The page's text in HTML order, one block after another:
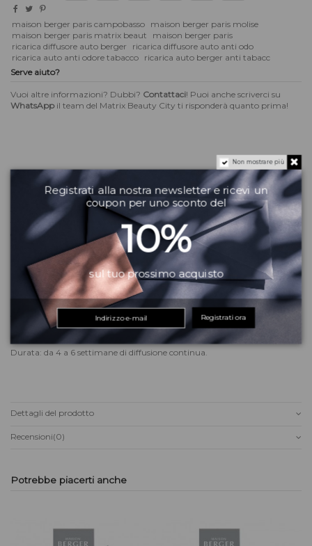
maison berger paris campobasso maison berger paris molise
maison berger paris matrix beaut
maison berger paris
ricarica diffusore auto berger
ricarica diffusore auto anti odo
ricarica auto anti odore tabacco ricarica auto berger anti tabacc
Serve aiuto?
Vuoi altre informazioni? Dubbi? Contattaci! Puoi anche scriverci su
WhatsAppil team del Matrix Beauty City ti risponderà quanto prima!
Descrizione
Se hai problemi di cattivo odore in macchina a causa del fumo di
tabacco, scegli questo cofanetto di 2 ricariche in ceramica anti-odori
tabacco. Questo tipo di diffusore non maschera, ma neutralizza i cattivi
odori. La vostra auto avrà un profumo legnoso.
Note di testa: bergamotto e rosmarino
Note di cuore: gelsomino, rosa e lavanda
Note di fondo: muschio, ambra e legno di sandalo
Per un profumo ancora più intenso, basta semplicemente mettere in
funzione l’aria condizionata.
La confezione comprende 2 ricariche in ceramica Anti Odore Tabacco.
Durata: da 4 a 6 settimane di diffusione continua.
Dettagli del prodotto
Recensioni(0)
Potrebbe piacerti anche
Non mostrare più
Registrati alla nostra newsletter e ricevi un
coupon per uno sconto del
10%
sul tuo prossimo acquisto
Registrati ora